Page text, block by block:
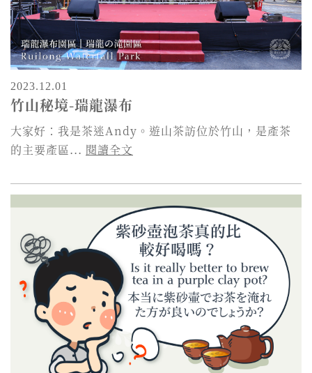
2023.12.01
竹山秘境-瑞龍瀑布
大家好：我是茶迷Andy。遊山茶訪位於竹山，是產茶
的主要產區... 閱讀全文